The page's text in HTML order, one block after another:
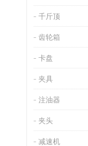
千斤顶
齿轮箱
卡盘
夹具
注油器
夹头
减速机